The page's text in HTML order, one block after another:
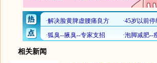
相关新闻